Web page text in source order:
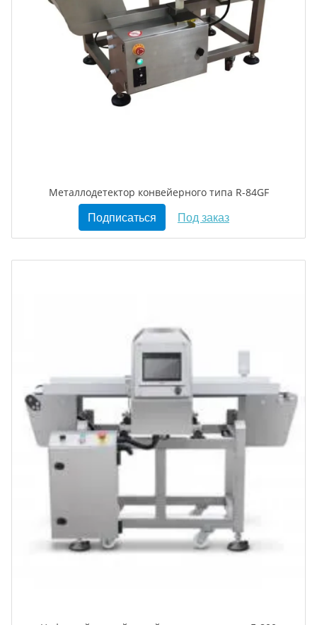
Металлодетектор конвейерного типа R-84GF
Подписаться Под заказ